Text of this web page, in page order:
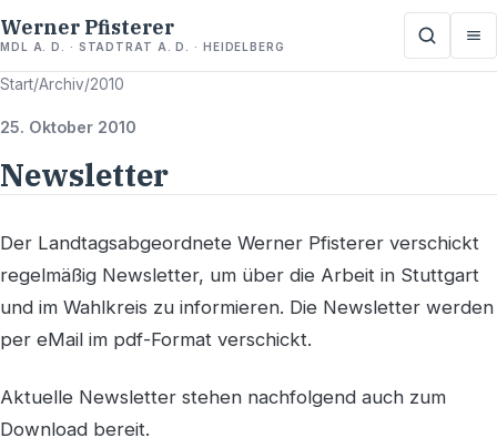
Werner Pfisterer
MDL A. D. · STADTRAT A. D. · HEIDELBERG
Start/Archiv/2010
25. Oktober 2010
Newsletter
Der Landtagsabgeordnete Werner Pfisterer verschickt
regelmäßig Newsletter, um über die Arbeit in Stuttgart
und im Wahlkreis zu informieren. Die Newsletter werden
per eMail im pdf-Format verschickt.
Aktuelle Newsletter stehen nachfolgend auch zum
Download bereit.